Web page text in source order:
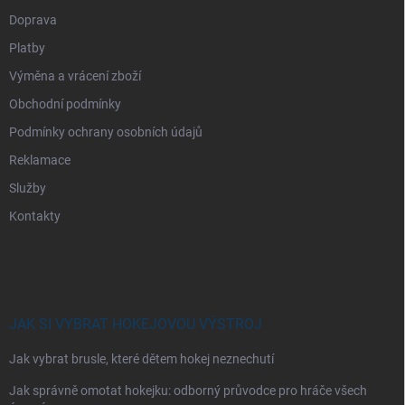
Doprava
Platby
Výměna a vrácení zboží
Obchodní podmínky
Podmínky ochrany osobních údajů
Reklamace
Služby
Kontakty
JAK SI VYBRAT HOKEJOVOU VÝSTROJ
Jak vybrat brusle, které dětem hokej neznechutí
Jak správně omotat hokejku: odborný průvodce pro hráče všech